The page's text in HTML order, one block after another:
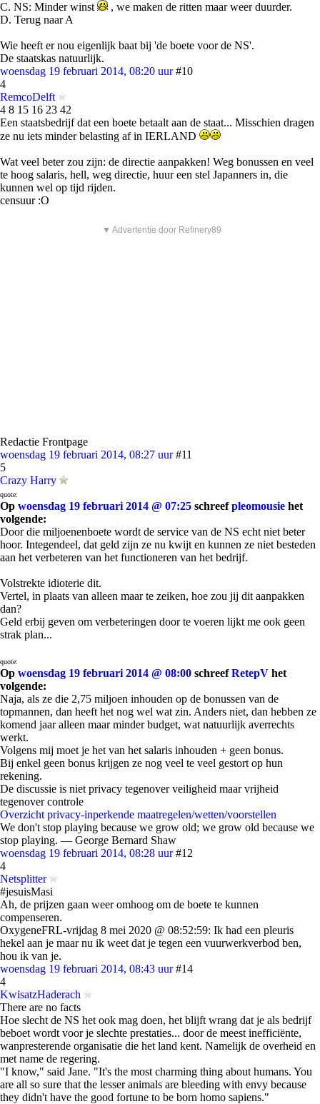
C. NS: Minder winst
, we maken de ritten maar weer duurder.
D. Terug naar A
Wie heeft er nou eigenlijk baat bij 'de boete voor de NS'.
De staatskas natuurlijk.
woensdag 19 februari 2014, 08:20 uur #10
4
RemcoDelft
4 8 15 16 23 42
Een staatsbedrijf dat een boete betaalt aan de staat... Misschien dragen
ze nu iets minder belasting af in IERLAND
Wat veel beter zou zijn: de directie aanpakken! Weg bonussen en veel
te hoog salaris, hell, weg directie, huur een stel Japanners in, die
kunnen wel op tijd rijden.
censuur :O
▼ Advertentie door Refinery89
Redactie Frontpage
woensdag 19 februari 2014, 08:27 uur #11
5
Crazy Harry
quote:
Op woensdag 19 februari 2014 @ 07:25 schreefpleomousie het
volgende:
Door die miljoenenboete wordt de service van de NS echt niet beter
hoor. Integendeel, dat geld zijn ze nu kwijt en kunnen ze niet besteden
aan het verbeteren van het functioneren van het bedrijf.
Volstrekte idioterie dit.
Vertel, in plaats van alleen maar te zeiken, hoe zou jij dit aanpakken
dan?
Geld erbij geven om verbeteringen door te voeren lijkt me ook geen
strak plan...
quote:
Op woensdag 19 februari 2014 @ 08:00 schreefRetepV het
volgende:
Naja, als ze die 2,75 miljoen inhouden op de bonussen van de
topmannen, dan heeft het nog wel wat zin. Anders niet, dan hebben ze
komend jaar alleen maar minder budget, wat natuurlijk averrechts
werkt.
Volgens mij moet je het van het salaris inhouden + geen bonus.
Bij enkel geen bonus krijgen ze nog veel te veel gestort op hun
rekening.
De discussie is niet privacy tegenover veiligheid maar vrijheid
tegenover controle
Overzicht privacy-inperkende maatregelen/wetten/voorstellen
We don't stop playing because we grow old; we grow old because we
stop playing. ― George Bernard Shaw
woensdag 19 februari 2014, 08:28 uur #12
4
Netsplitter
#jesuisMasi
Ah, de prijzen gaan weer omhoog om de boete te kunnen
compenseren.
OxygeneFRL-vrijdag 8 mei 2020 @ 08:52:59: Ik had een pleuris
hekel aan je maar nu ik weet dat je tegen een vuurwerkverbod ben,
hou ik van je.
woensdag 19 februari 2014, 08:43 uur #14
4
KwisatzHaderach
There are no facts
Hoe slecht de NS het ook mag doen, het blijft wrang dat je als bedrijf
beboet wordt voor je slechte prestaties... door de meest inefficiënte,
wanpresterende organisatie die het land kent. Namelijk de overheid en
met name de regering.
"I know," said Jane. "It's the most charming thing about humans. You
are all so sure that the lesser animals are bleeding with envy because
they didn't have the good fortune to be born homo sapiens."